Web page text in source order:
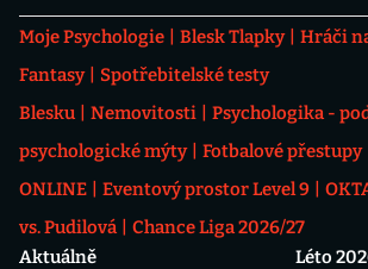
Moje Psychologie Blesk Tlapky Hráči
Fantasy
Spotřebitelské testy
Blesku
Nemovitosti
Psychologika -
psychologické mýty
Fotbalové přestupy
ONLINE
Eventový prostor Level 9
vs. Pudilová
Chance Liga 2026/27
Aktuálně
Léto